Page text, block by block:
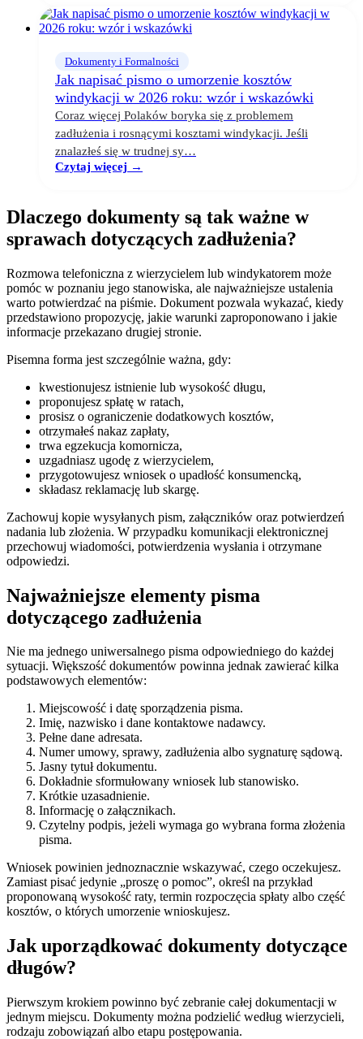
Dokumenty i Formalności
Jak napisać pismo o umorzenie kosztów
windykacji w 2026 roku: wzór i wskazówki
Coraz więcej Polaków boryka się z problemem
zadłużenia i rosnącymi kosztami windykacji. Jeśli
znalazłeś się w trudnej sy…
Czytaj więcej →
Dlaczego dokumenty są tak ważne w
sprawach dotyczących zadłużenia?
Rozmowa telefoniczna z wierzycielem lub windykatorem może
pomóc w poznaniu jego stanowiska, ale najważniejsze ustalenia
warto potwierdzać na piśmie. Dokument pozwala wykazać, kiedy
przedstawiono propozycję, jakie warunki zaproponowano i jakie
informacje przekazano drugiej stronie.
Pisemna forma jest szczególnie ważna, gdy:
kwestionujesz istnienie lub wysokość długu,
proponujesz spłatę w ratach,
prosisz o ograniczenie dodatkowych kosztów,
otrzymałeś nakaz zapłaty,
trwa egzekucja komornicza,
uzgadniasz ugodę z wierzycielem,
przygotowujesz wniosek o upadłość konsumencką,
składasz reklamację lub skargę.
Zachowuj kopie wysyłanych pism, załączników oraz potwierdzeń
nadania lub złożenia. W przypadku komunikacji elektronicznej
przechowuj wiadomości, potwierdzenia wysłania i otrzymane
odpowiedzi.
Najważniejsze elementy pisma
dotyczącego zadłużenia
Nie ma jednego uniwersalnego pisma odpowiedniego do każdej
sytuacji. Większość dokumentów powinna jednak zawierać kilka
podstawowych elementów:
Miejscowość i datę sporządzenia pisma.
Imię, nazwisko i dane kontaktowe nadawcy.
Pełne dane adresata.
Numer umowy, sprawy, zadłużenia albo sygnaturę sądową.
Jasny tytuł dokumentu.
Dokładnie sformułowany wniosek lub stanowisko.
Krótkie uzasadnienie.
Informację o załącznikach.
Czytelny podpis, jeżeli wymaga go wybrana forma złożenia
pisma.
Wniosek powinien jednoznacznie wskazywać, czego oczekujesz.
Zamiast pisać jedynie „proszę o pomoc”, określ na przykład
proponowaną wysokość raty, termin rozpoczęcia spłaty albo część
kosztów, o których umorzenie wnioskujesz.
Jak uporządkować dokumenty dotyczące
długów?
Pierwszym krokiem powinno być zebranie całej dokumentacji w
jednym miejscu. Dokumenty można podzielić według wierzycieli,
rodzaju zobowiązań albo etapu postępowania.